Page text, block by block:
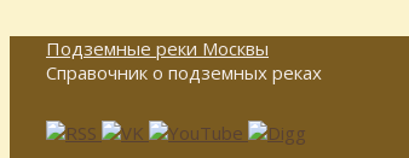
Подземные реки Москвы
Справочник о подземных реках